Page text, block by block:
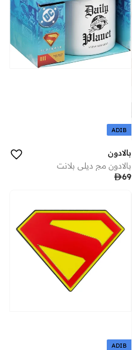
ADIB
بالادون
بالادون مج ديلي بلانت
69
ADIB